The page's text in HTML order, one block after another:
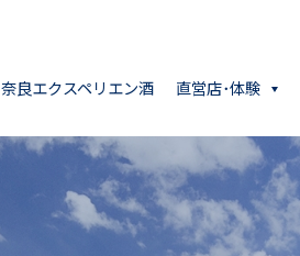
奈良エクスペリエン酒 直営店･体験